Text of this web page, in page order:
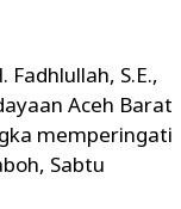
S.E.,
Aceh Barat
memperingati
Sabtu